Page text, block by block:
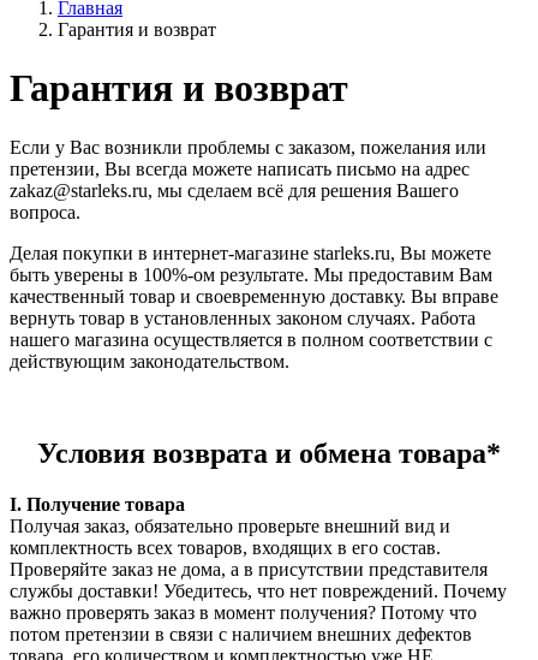
Главная
Гарантия и возврат
Гарантия и возврат
Если у Вас возникли проблемы с заказом, пожелания или
претензии, Вы всегда можете написать письмо на адрес
zakaz@starleks.ru, мы сделаем всё для решения Вашего
вопроса.
Делая покупки в интернет-магазине starleks.ru, Вы можете
быть уверены в 100%-ом результате. Мы предоставим Вам
качественный товар и своевременную доставку. Вы вправе
вернуть товар в установленных законом случаях. Работа
нашего магазина осуществляется в полном соответствии с
действующим законодательством.
Условия возврата и обмена товара*
I. Получение товара
Получая заказ, обязательно проверьте внешний вид и
комплектность всех товаров, входящих в его состав.
Проверяйте заказ не дома, а в присутствии представителя
службы доставки! Убедитесь, что нет повреждений. Почему
важно проверять заказ в момент получения? Потому что
потом претензии в связи с наличием внешних дефектов
товара, его количеством и комплектностью уже НЕ